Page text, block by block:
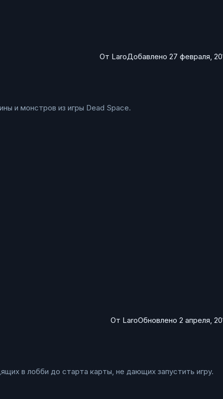
От LaroДобавлено27 февраля,
и монстров из игры Dead Space.
От LaroОбновлено2 апреля,
в лобби до старта карты, не дающих запустить игру.